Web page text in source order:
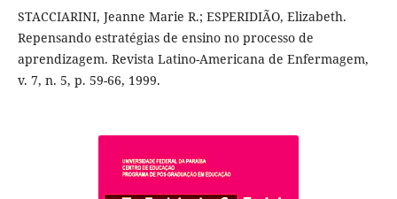
STACCIARINI, Jeanne Marie R.; ESPERIDIÃO, Elizabeth.
Repensando estratégias de ensino no processo de
aprendizagem. Revista Latino-Americana de Enfermagem,
v. 7, n. 5, p. 59-66, 1999.